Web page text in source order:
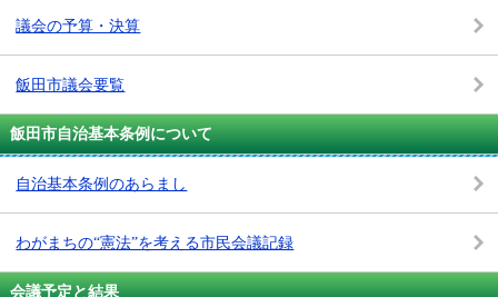
議会の予算・決算
飯田市議会要覧
飯田市自治基本条例について
自治基本条例のあらまし
わがまちの“憲法”を考える市民会議記録
会議予定と結果